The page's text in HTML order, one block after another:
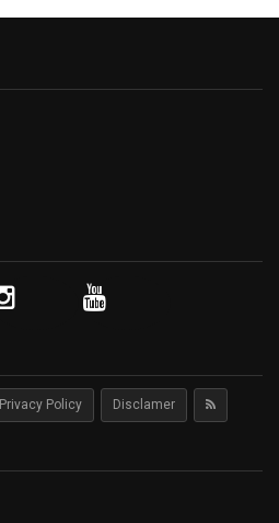
Privacy Policy Disclamer